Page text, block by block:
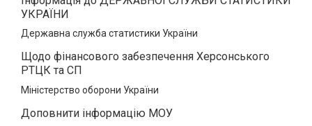
УКРАЇНИ
Державна служба статистики України
Щодо фінансового забезпечення Херсонського
РТЦК та СП
Міністерство оборони України
Доповнити інформацію МОУ